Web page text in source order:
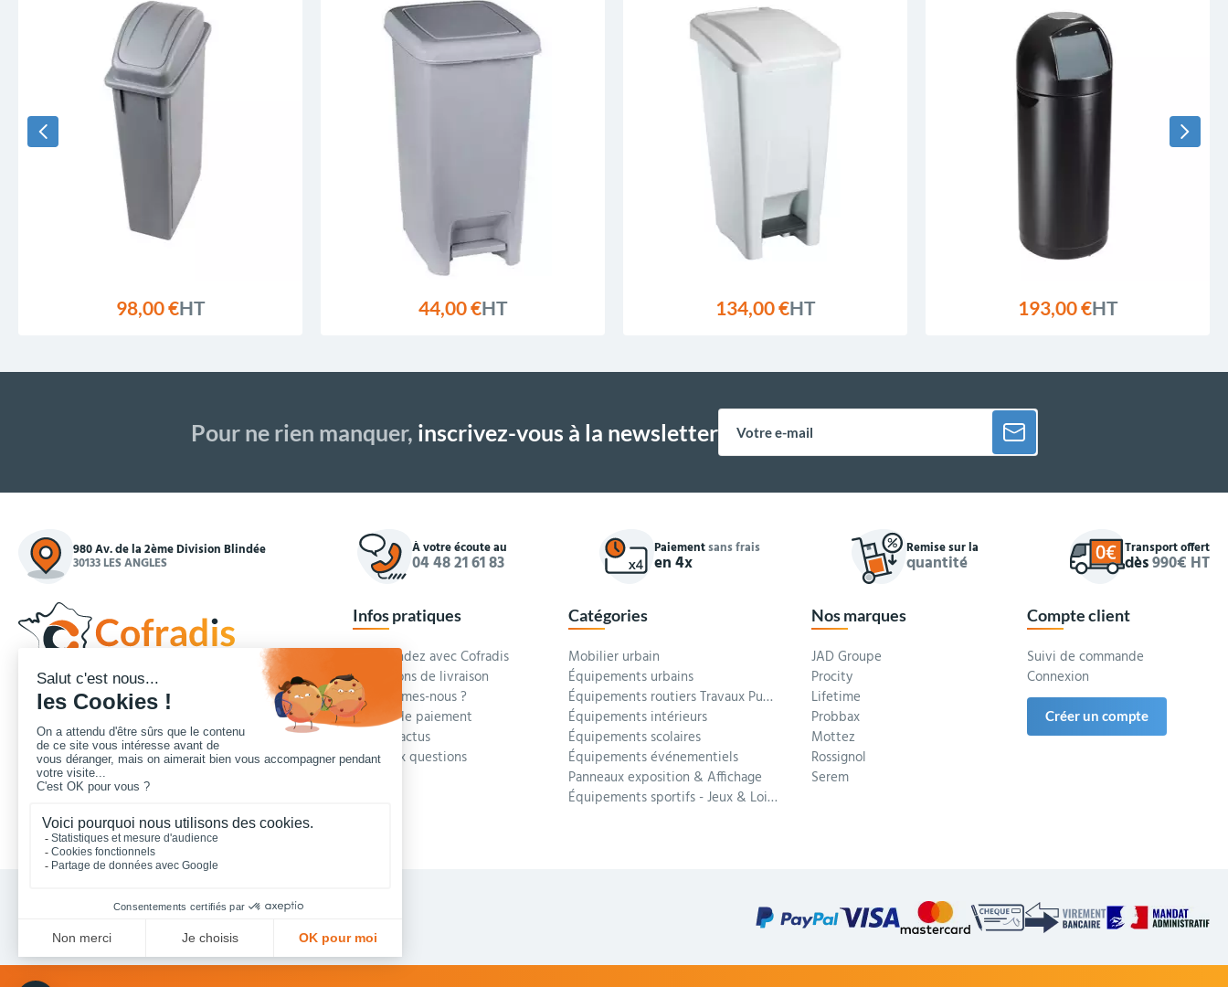
98,00 €HT 44,00 €HT 134,00 €HT 193,00 €HT
Pour ne rien manquer, inscrivez-vous à la newsletter
980 Av. de la 2ème Division Blindée
30133 LES ANGLES
À votre écoute au
04 48 21 61 83
Paiementsans frais
en 4x
Remise sur la
quantité
Transport offert
dès990€ HT
Concepteur et fournisseur de mobilier urbain,
Cofradis répond aux besoins d'équipements des
services des collectivités locales, des entreprises
de travaux publics, lycées, écoles.
Nous contacter
Infos pratiques
Commandez avec Cofradis
Conditions de livraison
Qui sommes-nous ?
Modes de paiement
Blog et actus
Foire aux questions
Catégories
Mobilier urbain
Équipements urbains
Équipements routiers Travaux Publics
Équipements intérieurs
Équipements scolaires
Équipements événementiels
Panneaux exposition & Affichage
Équipements sportifs - Jeux & Loisirs
Nos marques
JAD Groupe
Procity
Lifetime
Probbax
Mottez
Rossignol
Serem
Compte client
Suivi de commande
Connexion
Créer un compte
Vos achats collectivités en ligne sécurisés 7 J/7